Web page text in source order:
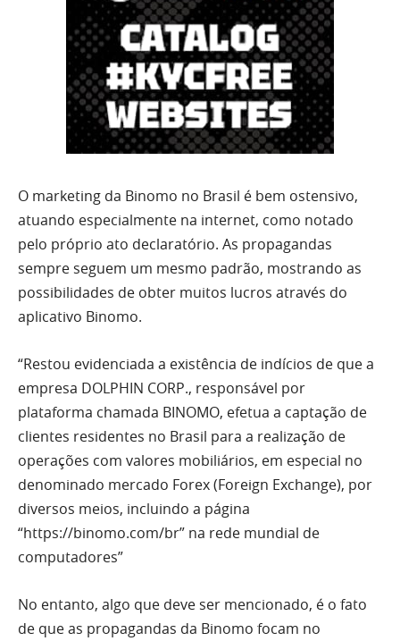
O marketing da Binomo no Brasil é bem ostensivo,
atuando especialmente na internet, como notado
pelo próprio ato declaratório. As propagandas
sempre seguem um mesmo padrão, mostrando as
possibilidades de obter muitos lucros através do
aplicativo Binomo.
“Restou evidenciada a existência de indícios de que a
empresa DOLPHIN CORP., responsável por
plataforma chamada BINOMO, efetua a captação de
clientes residentes no Brasil para a realização de
operações com valores mobiliários, em especial no
denominado mercado Forex (Foreign Exchange), por
diversos meios, incluindo a página
“https://binomo.com/br” na rede mundial de
computadores”
No entanto, algo que deve ser mencionado, é o fato
de que as propagandas da Binomo focam no